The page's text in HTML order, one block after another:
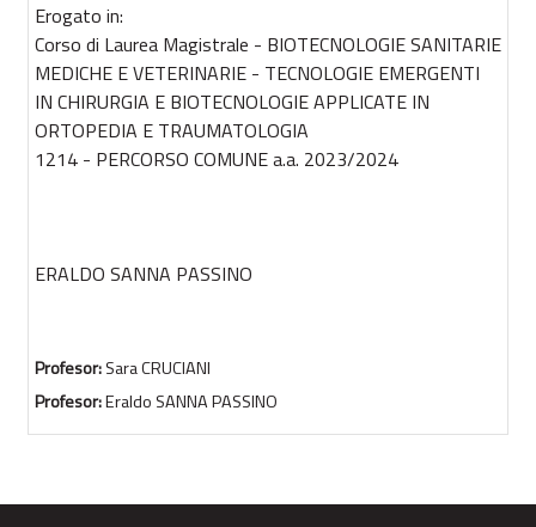
Erogato in:
Corso di Laurea Magistrale - BIOTECNOLOGIE SANITARIE
MEDICHE E VETERINARIE - TECNOLOGIE EMERGENTI
IN CHIRURGIA E BIOTECNOLOGIE APPLICATE IN
ORTOPEDIA E TRAUMATOLOGIA
1214 - PERCORSO COMUNE a.a. 2023/2024
ERALDO SANNA PASSINO
Profesor:Sara CRUCIANI
Profesor:Eraldo SANNA PASSINO